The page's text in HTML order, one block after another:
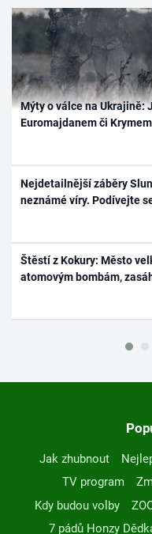
Mýty o válce na Ukrajině:
Euromajdanem či
Nejdetailnější záběry
neznámé víry. Podívejte
Štěstí z Kokury: Město
atomovým bombám,
Jak zhubnout
TV program
Kdy budou volby
7 pádů Honzy